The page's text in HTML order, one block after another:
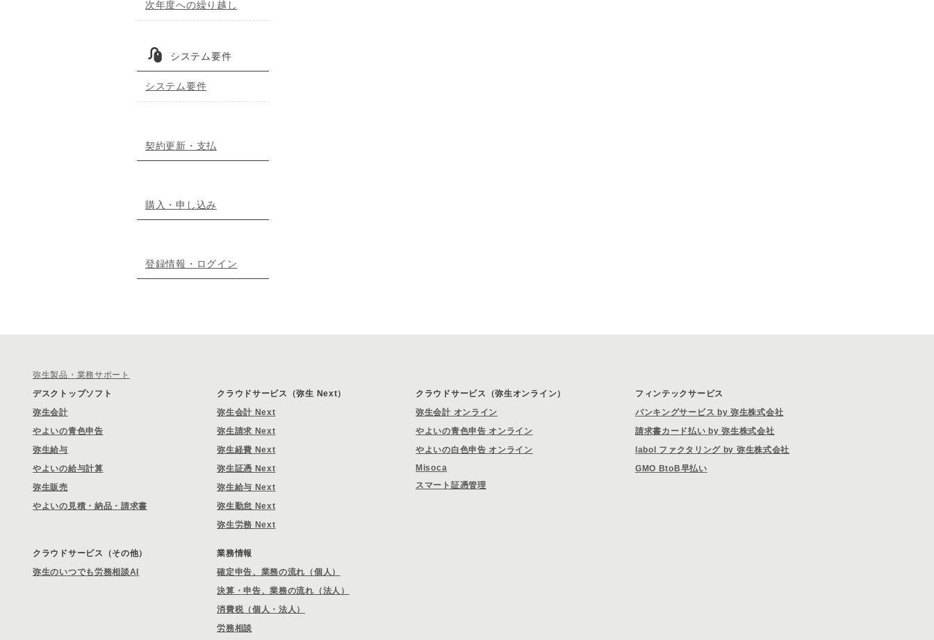
次年度への繰り越し
システム要件
システム要件
契約更新・支払
購入・申し込み
登録情報・ログイン
弥生製品・業務サポート
デスクトップソフト
弥生会計
やよいの青色申告
弥生給与
やよいの給与計算
弥生販売
やよいの見積・納品・請求書
クラウドサービス（弥生 Next）
弥生会計 Next
弥生請求 Next
弥生経費 Next
弥生証憑 Next
弥生給与 Next
弥生勤怠 Next
弥生労務 Next
クラウドサービス（弥生オンライン）
弥生会計 オンライン
やよいの青色申告 オンライン
やよいの白色申告 オンライン
Misoca
スマート証憑管理
フィンテックサービス
バンキングサービス by 弥生株式会社
請求書カード払い by 弥生株式会社
labol ファクタリング by 弥生株式会社
GMO BtoB早払い
クラウドサービス（その他）
弥生のいつでも労務相談AI
業務情報
確定申告、業務の流れ（個人）
決算・申告、業務の流れ（法人）
消費税（個人・法人）
労務相談